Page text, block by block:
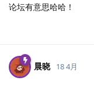
论坛有意思哈哈！
晨晓 18 4月